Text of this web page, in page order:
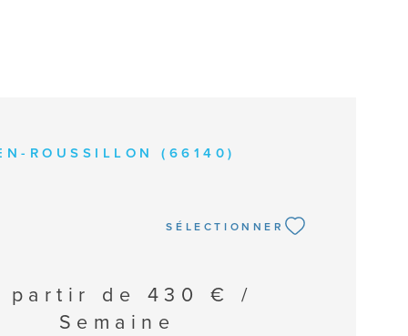
ROUSSILLON (66140)
SÉLECTIONNER
partir de
430 € /
Semaine